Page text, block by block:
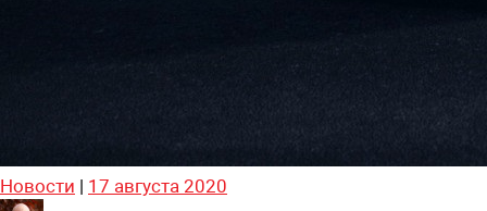
Новости | 17 августа 2020